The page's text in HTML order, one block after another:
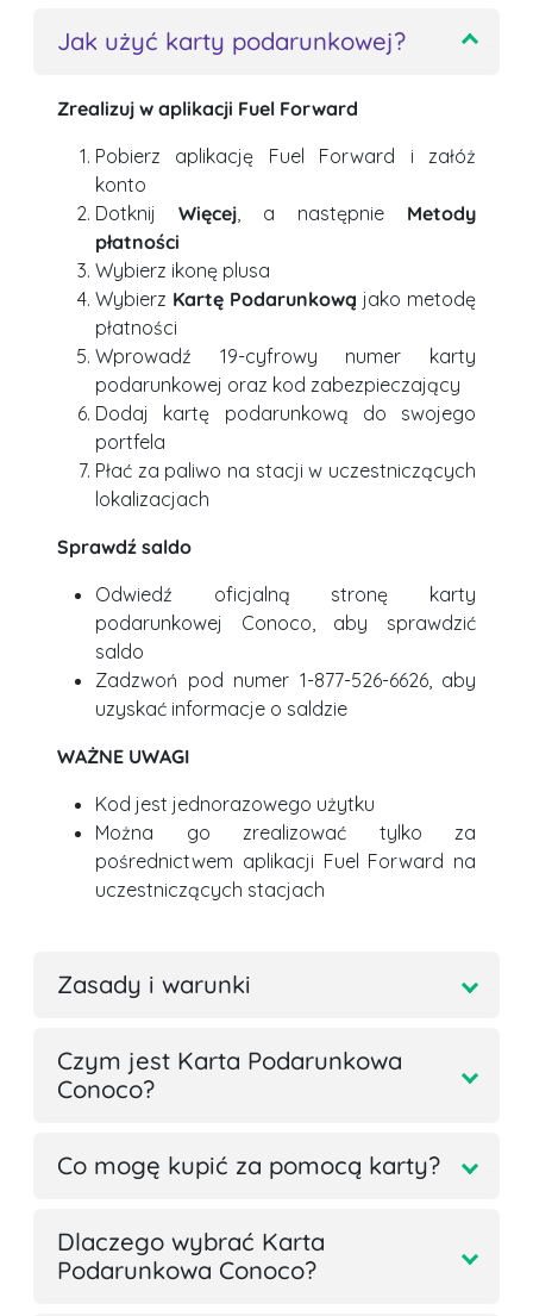
Jak użyć karty podarunkowej?
Zrealizuj w aplikacji Fuel Forward
Pobierz aplikację Fuel Forward i załóż
konto
Dotknij Więcej, a następnie Metody
płatności
Wybierz ikonę plusa
Wybierz Kartę Podarunkową jako metodę
płatności
Wprowadź 19-cyfrowy numer karty
podarunkowej oraz kod zabezpieczający
Dodaj kartę podarunkową do swojego
portfela
Płać za paliwo na stacji w uczestniczących
lokalizacjach
Sprawdź saldo
Odwiedź oficjalną stronę karty
podarunkowej Conoco, aby sprawdzić
saldo
Zadzwoń pod numer 1-877-526-6626, aby
uzyskać informacje o saldzie
WAŻNE UWAGI
Kod jest jednorazowego użytku
Można go zrealizować tylko za
pośrednictwem aplikacji Fuel Forward na
uczestniczących stacjach
Zasady i warunki
Czym jest Karta Podarunkowa
Conoco?
Co mogę kupić za pomocą karty?
Dlaczego wybrać Karta
Podarunkowa Conoco?